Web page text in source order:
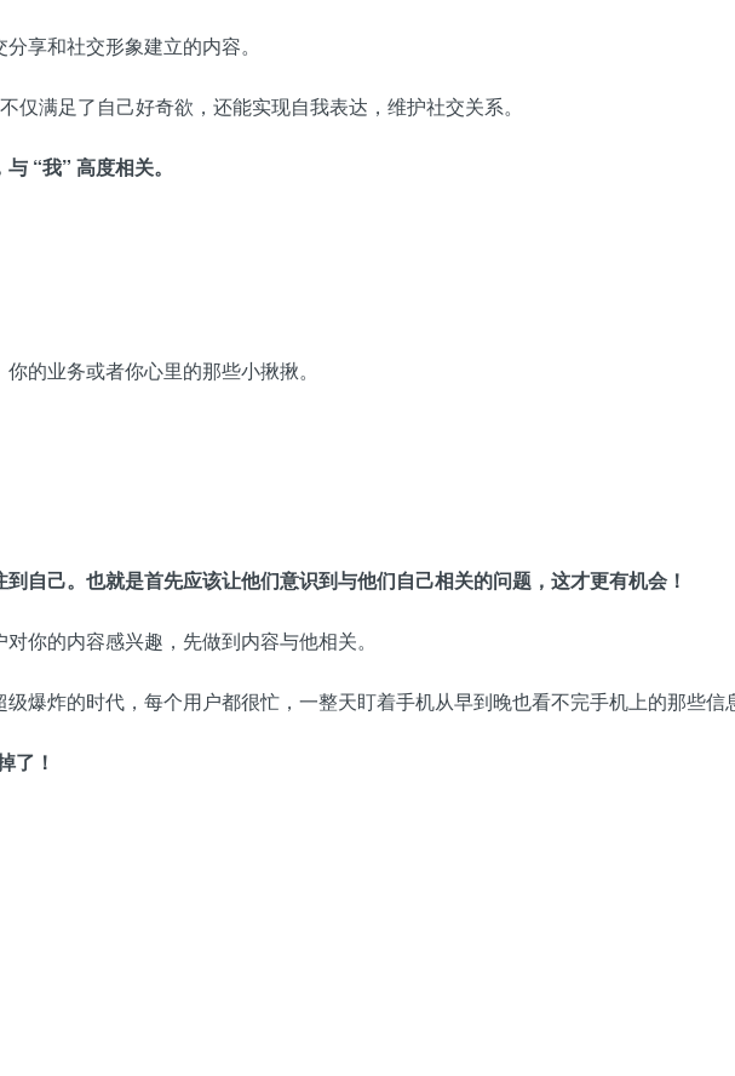
享和社交形象建立的内容。
仅满足了自己好奇欲，还能实现自我表达，维护社交关系。
与 “我” 高度相关。
的业务或者你心里的那些小揪揪。
自己。也就是首先应该让他们意识到与他们自己相关的问题，这才更有机会！
你的内容感兴趣，先做到内容与他相关。
爆炸的时代，每个用户都很忙，一整天盯着手机从早到晚也看不完手机上的那些信
了！